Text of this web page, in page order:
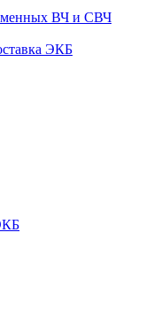
ВЧ и СВЧ
ЭКБ